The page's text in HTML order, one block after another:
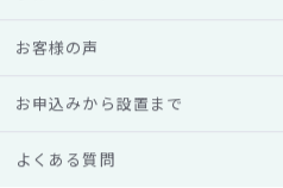
富！すぐに冷水・温水をお楽し
お客様の声
お申込みから設置まで
よくある質問